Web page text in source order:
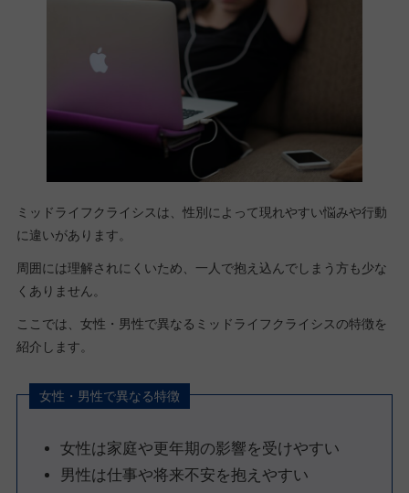
ミッドライフクライシスは、性別によって現れやすい悩みや行動
に違いがあります。
周囲には理解されにくいため、一人で抱え込んでしまう方も少な
くありません。
ここでは、女性・男性で異なるミッドライフクライシスの特徴を
紹介します。
女性・男性で異なる特徴
女性は家庭や更年期の影響を受けやすい
男性は仕事や将来不安を抱えやすい